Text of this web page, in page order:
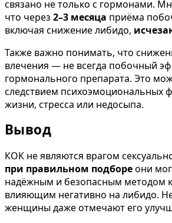
связано не только с гормонами.
что через 2–3 месяца приёма
включая снижение либидо,
Также важно понимать, что
влечения — не всегда побочный
гормонального препарата. Это
следствием психоэмоциональных
жизни, стресса или недосыпа.
Вывод
КОК не являются врагом
при правильном подбореони
надёжным и безопасным методом
влияющим негативно на либидо.
женщины даже отмечают его